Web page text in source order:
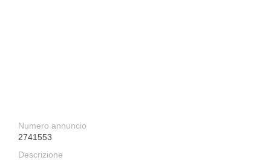
Numero annuncio
2741553
Descrizione